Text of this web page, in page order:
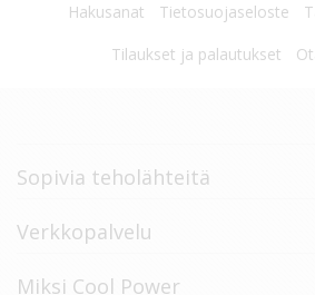
Hakusanat Tietosuojaseloste
Tilaukset ja palautukset
Sopivia teholähteitä
Verkkopalvelu
Miksi Cool Power